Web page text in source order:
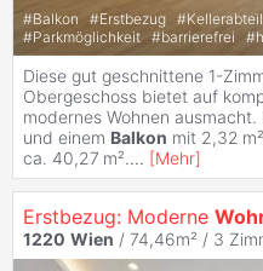
#Balkon #Erstbezug #Kellerabteil
#Parkmöglichkeit #barrierefrei #
Diese gut geschnittene 1-
Obergeschoss bietet auf
modernes Wohnen
und einem Balkon mit 2,32
ca. 40,27 m².... [Mehr]
Erstbezug: Moderne
1220 Wien / 74,46m² / 3